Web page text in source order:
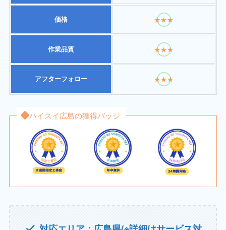
価格 ★★★
作業品質 ★★★
アフターフォロー ★★★
ハイスイ広島の獲得バッジ